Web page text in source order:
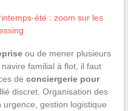
été : zoom sur les
ou de mener plusieurs
familial à flot, il faut
de conciergerie pour
discret. Organisation des
gestion logistique